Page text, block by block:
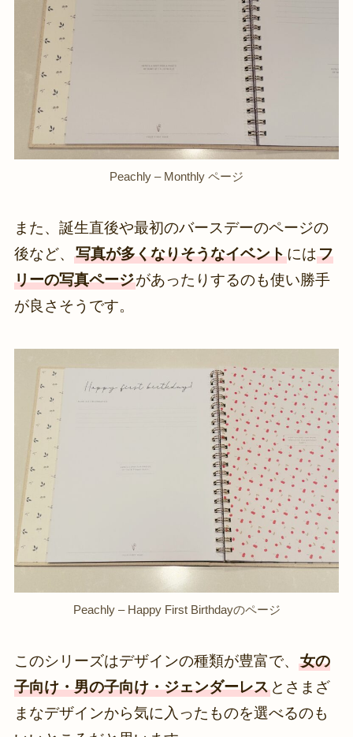
Peachly – Monthly ページ
また、誕生直後や最初のバースデーのページの
後など、 写真が多くなりそうなイベントにはフ
リーの写真ページがあったりするのも使い勝手
が良さそうです。
Peachly – Happy First Birthdayのページ
このシリーズはデザインの種類が豊富で、 女の
子向け・男の子向け・ジェンダーレスとさまざ
まなデザインから気に入ったものを選べるのも